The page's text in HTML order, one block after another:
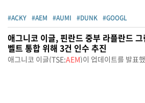
#ACKY #AEM #AUMI #DUNK #GOOGL
애그니코 이글, 핀란드 중부 라플란드
벨트 통합 위해 3건 인수 추진
애그니코 이글(TSE:AEM